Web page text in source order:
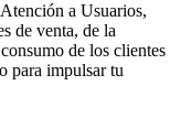
a Usuarios,
de venta, de la
de los clientes
para impulsar tu